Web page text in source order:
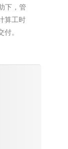
下，管
算工时
。